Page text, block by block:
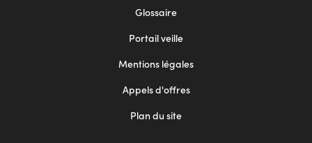
Glossaire
Portail veille
Mentions légales
Appels d'offres
Plan du site